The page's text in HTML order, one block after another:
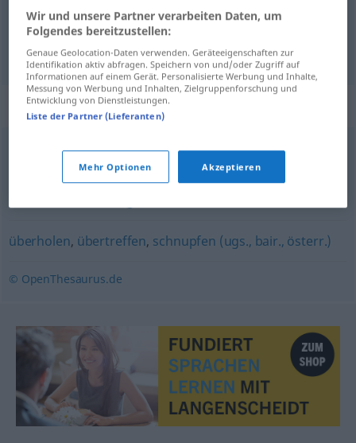
kaupa inn einholenkaufen
dragainn einholen SCHIFF
Synonyme für "einholen"
ausgleichen,aufschließen
überholen, übertreffen, schnupfen (ugs., bair., österr.)
© OpenThesaurus.de
Wir und unsere Partner verarbeiten Daten, um
Folgendes bereitzustellen:
Genaue Geolocation-Daten verwenden. Geräteeigenschaften zur
Identifikation aktiv abfragen. Speichern von und/oder Zugriff auf
Informationen auf einem Gerät. Personalisierte Werbung und Inhalte,
Messung von Werbung und Inhalten, Zielgruppenforschung und
Entwicklung von Dienstleistungen.
Liste der Partner (Lieferanten)
Mehr Optionen Akzeptieren